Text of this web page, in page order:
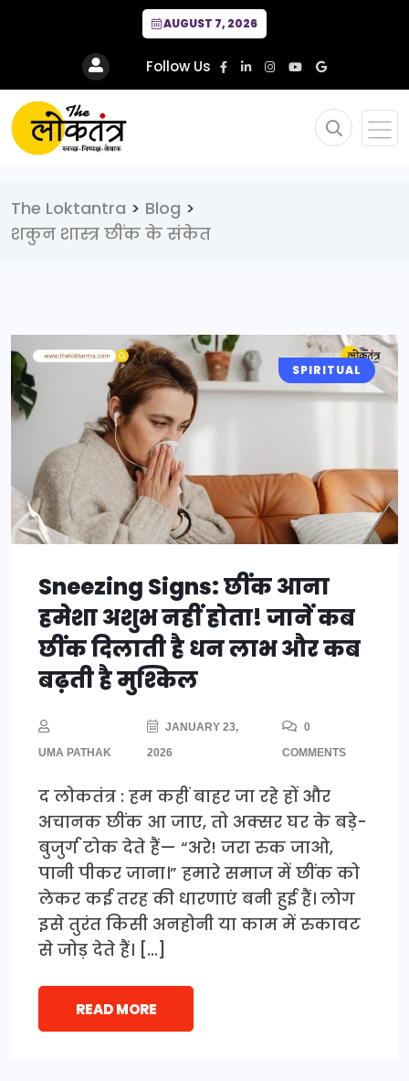
AUGUST 7, 2026
Follow Us
The Loktantra > Blog >
शकुन शास्त्र छींक के संकेत
SPIRITUAL
Sneezing Signs: छींक आना
हमेशा अशुभ नहीं होता! जानें कब
छींक दिलाती है धन लाभ और कब
बढ़ती है मुश्किल
UMA PATHAK
JANUARY 23,
2026
0
COMMENTS
द लोकतंत्र : हम कहीं बाहर जा रहे हों और
अचानक छींक आ जाए, तो अक्सर घर के बड़े-
बुजुर्ग टोक देते हैं— “अरे! जरा रुक जाओ,
पानी पीकर जाना।” हमारे समाज में छींक को
लेकर कई तरह की धारणाएं बनी हुई हैं। लोग
इसे तुरंत किसी अनहोनी या काम में रुकावट
से जोड़ देते हैं। […]
READ MORE